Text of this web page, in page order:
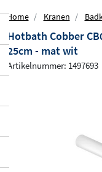
Home Kranen
Hotbath Cobber
25cm - mat wit
Artikelnummer: 1497693